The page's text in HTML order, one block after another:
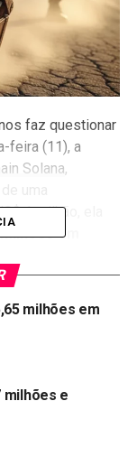
faz questionar
feira (11), a
Solana,
1 milhão, ela
em
o alerta vermelho
golpes de
era clara:
mero acaso.
de uma
milhões em
milhões e